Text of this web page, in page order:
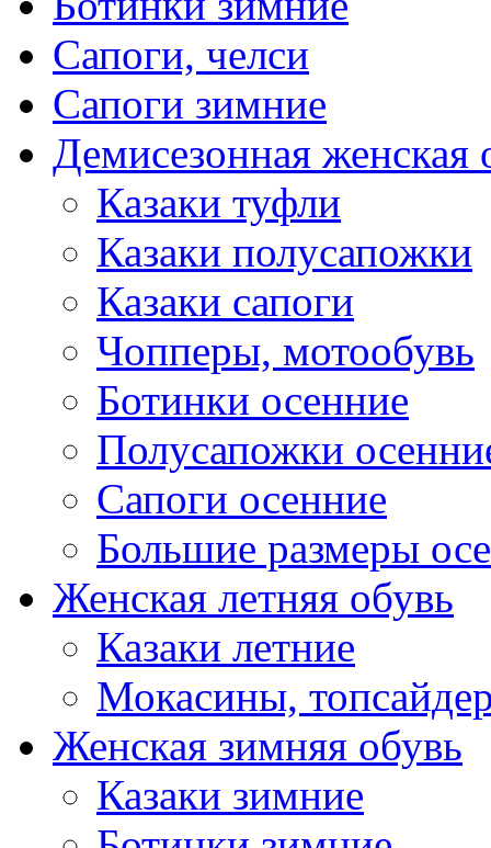
Сапоги, челси
Сапоги зимние
Демисезонная женская
Казаки туфли
Казаки полусапожки
Казаки сапоги
Чопперы, мотообувь
Ботинки осенние
Полусапожки
Сапоги осенние
Большие размеры
Женская летняя обувь
Казаки летние
Мокасины,
Женская зимняя обувь
Казаки зимние